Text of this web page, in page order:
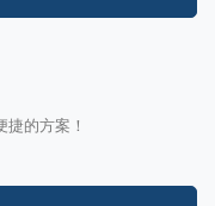
的方案！